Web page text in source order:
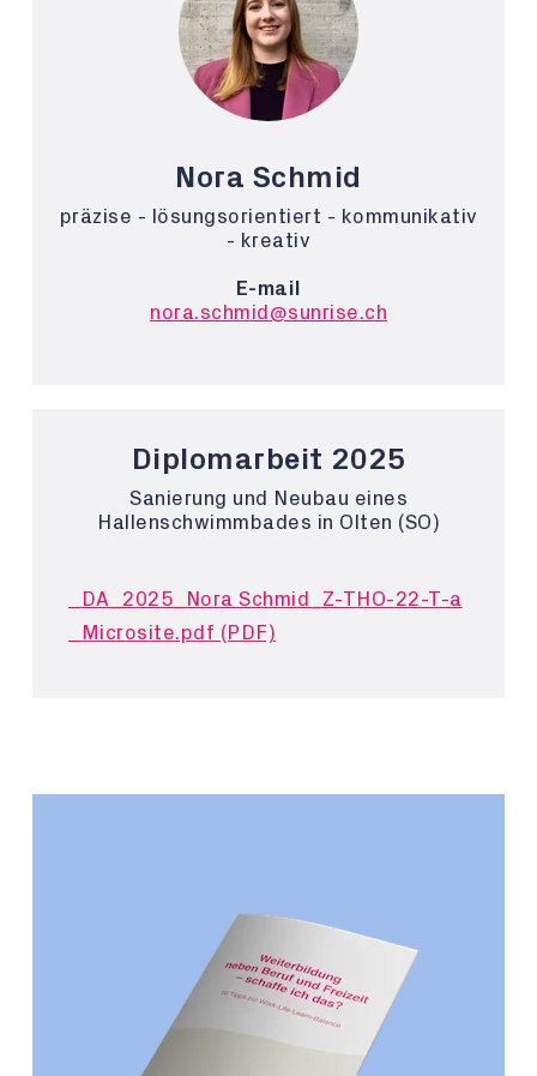
Nora Schmid
präzise - lösungsorientiert - kommunikativ
- kreativ
E-mail
nora.schmid@sunrise.ch
Diplomarbeit 2025
Sanierung und Neubau eines
Hallenschwimmbades in Olten (SO)
_DA_2025_Nora Schmid_Z-THO-22-T-a
_Microsite.pdf (PDF)